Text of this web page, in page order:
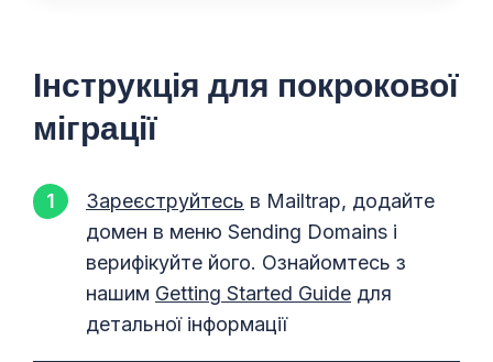
Інструкція для покрокової
міграції
Зареєструйтесь в Mailtrap, додайте
домен в меню Sending Domains і
верифікуйте його. Ознайомтесь з
нашим Getting Started Guide для
детальної інформації